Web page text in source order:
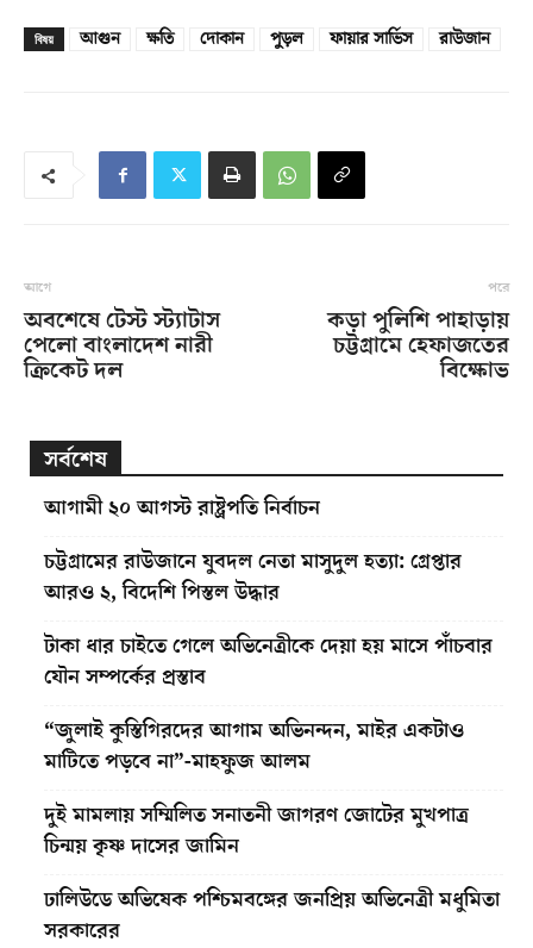
বিষয় আগুন ক্ষতি দোকান পুড়ল ফায়ার সার্ভিস রাউজান
আগে
অবশেষে টেস্ট স্ট্যাটাস
পেলো বাংলাদেশ নারী
ক্রিকেট দল
পরে
কড়া পুলিশি পাহাড়ায়
চট্টগ্রামে হেফাজতের
বিক্ষোভ
সর্বশেষ
আগামী ২০ আগস্ট রাষ্ট্রপতি নির্বাচন
চট্টগ্রামের রাউজানে যুবদল নেতা মাসুদুল হত্যা: গ্রেপ্তার
আরও ২, বিদেশি পিস্তল উদ্ধার
টাকা ধার চাইতে গেলে অভিনেত্রীকে দেয়া হয় মাসে পাঁচবার
যৌন সম্পর্কের প্রস্তাব
“জুলাই কুস্তিগিরদের আগাম অভিনন্দন, মাইর একটাও
মাটিতে পড়বে না”-মাহফুজ আলম
দুই মামলায় সম্মিলিত সনাতনী জাগরণ জোটের মুখপাত্র
চিন্ময় কৃষ্ণ দাসের জামিন
ঢালিউডে অভিষেক পশ্চিমবঙ্গের জনপ্রিয় অভিনেত্রী মধুমিতা
সরকারের